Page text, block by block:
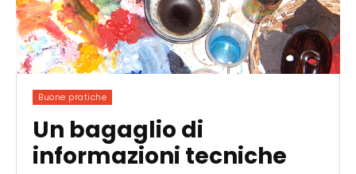
Buone pratiche
Un bagaglio di
informazioni tecniche